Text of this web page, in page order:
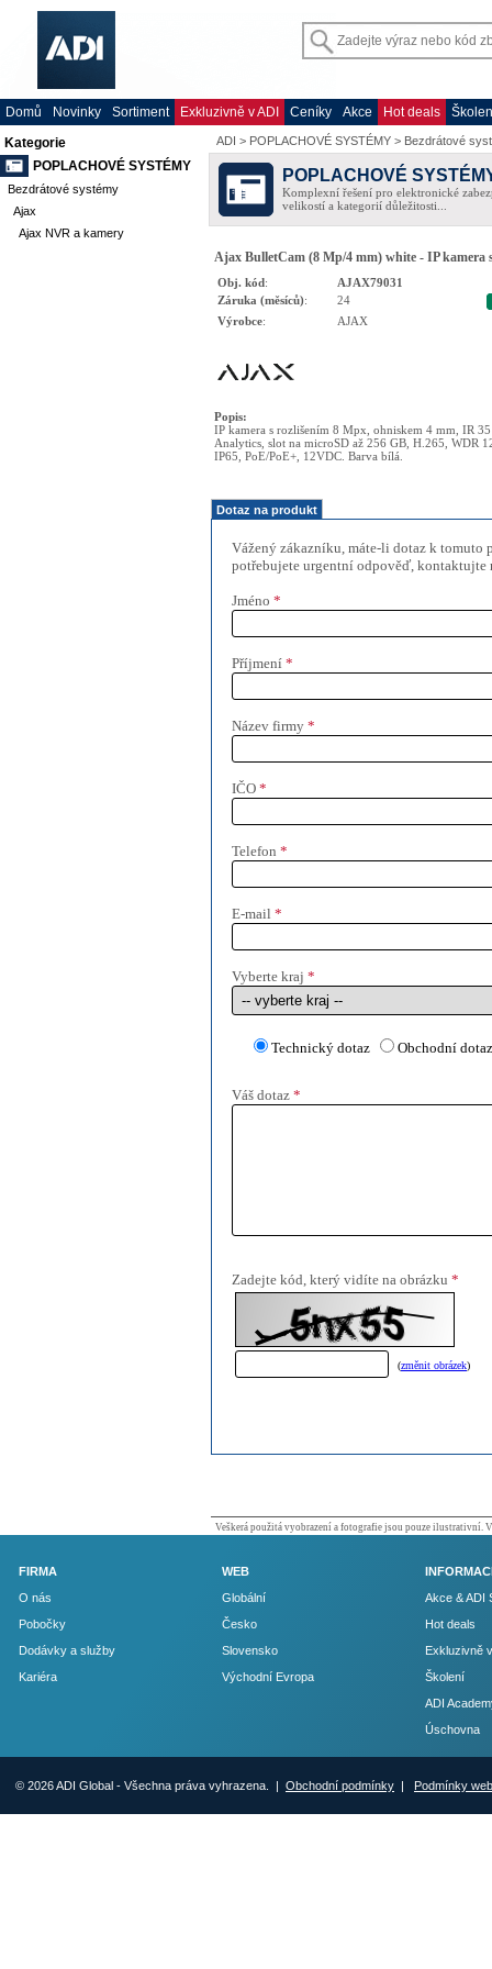
Domů Novinky Sortiment Exkluzivně v ADI Ceníky Akce Hot deals
Kategorie
POPLACHOVÉ SYSTÉMY
Bezdrátové systémy
Ajax
Ajax NVR a kamery
ADI > POPLACHOVÉ SYSTÉMY > Bezdrátové
POPLACHOVÉ
Komplexní řešení pro elektronické
velikostí a kategorií důležitosti...
Ajax BulletCam (8 Mp/4 mm) white - IP kamera
Obj. kód:
AJAX79031
Záruka (měsíců):
24
Výrobce: AJAX
Popis:
IP kamera s rozlišením 8 Mpx, ohniskem 4 mm, IR
Analytics, slot na microSD až 256 GB, H.265, WDR
IP65, PoE/PoE+, 12VDC. Barva bílá.
Dotaz na produkt
Veškerá použitá vyobrazení a fotografie jsou pouze ilustrativní.
FIRMA
O nás
Pobočky
Dodávky a služby
Kariéra
WEB
Globální
Česko
Slovensko
Východní Evropa
Akce & ADI
Hot deals
Exkluzivně
Školení
ADI
Úschovna
© 2026 ADI Global - Všechna práva vyhrazena. | Obchodní podmínky | Podmínky